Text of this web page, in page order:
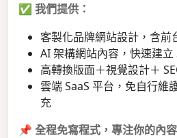
✅ 我們提供：
客製化品牌網站設計，含前
AI 架構網站內容，快速建立
高轉換版面＋視覺設計＋
雲端 SaaS 平台，免自行維
充
📌 全程免寫程式，專注你的內